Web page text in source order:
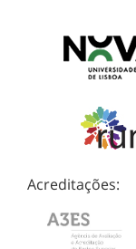
Acreditações: